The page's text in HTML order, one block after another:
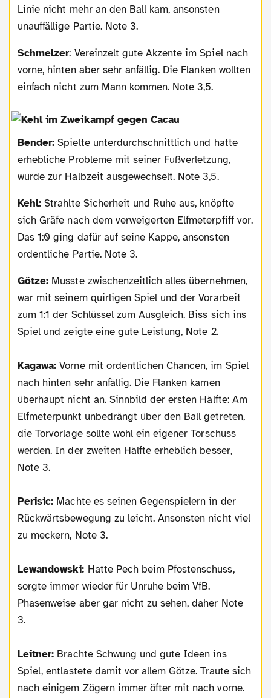
Linie nicht mehr an den Ball kam, ansonsten
unauffällige Partie. Note 3.
Schmelzer: Vereinzelt gute Akzente im Spiel nach
vorne, hinten aber sehr anfällig. Die Flanken wollten
einfach nicht zum Mann kommen. Note 3,5.
Bender: Spielte unterdurchschnittlich und hatte
erhebliche Probleme mit seiner Fußverletzung,
wurde zur Halbzeit ausgewechselt. Note 3,5.
Kehl: Strahlte Sicherheit und Ruhe aus, knöpfte
sich Gräfe nach dem verweigerten Elfmeterpfiff vor.
Das 1:0 ging dafür auf seine Kappe, ansonsten
ordentliche Partie. Note 3.
Götze: Musste zwischenzeitlich alles übernehmen,
war mit seinem quirligen Spiel und der Vorarbeit
zum 1:1 der Schlüssel zum Ausgleich. Biss sich ins
Spiel und zeigte eine gute Leistung, Note 2.
Kagawa: Vorne mit ordentlichen Chancen, im Spiel
nach hinten sehr anfällig. Die Flanken kamen
überhaupt nicht an. Sinnbild der ersten Hälfte: Am
Elfmeterpunkt unbedrängt über den Ball getreten,
die Torvorlage sollte wohl ein eigener Torschuss
werden. In der zweiten Hälfte erheblich besser,
Note 3.
Perisic: Machte es seinen Gegenspielern in der
Rückwärtsbewegung zu leicht. Ansonsten nicht viel
zu meckern, Note 3.
Lewandowski: Hatte Pech beim Pfostenschuss,
sorgte immer wieder für Unruhe beim VfB.
Phasenweise aber gar nicht zu sehen, daher Note
3.
Leitner: Brachte Schwung und gute Ideen ins
Spiel, entlastete damit vor allem Götze. Traute sich
nach einigem Zögern immer öfter mit nach vorne.